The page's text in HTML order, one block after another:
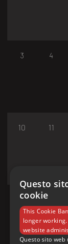
3 4
10 11
17 18
Questo
cookie
This Cookie
longer
website
Questo sito